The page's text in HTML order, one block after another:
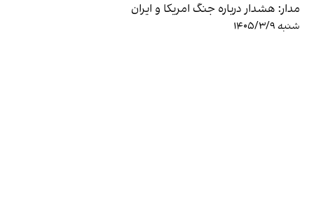
مدار: هشدار درباره جنگ امریکا و ایران
شنبه ۱۴۰۵/۳/۹